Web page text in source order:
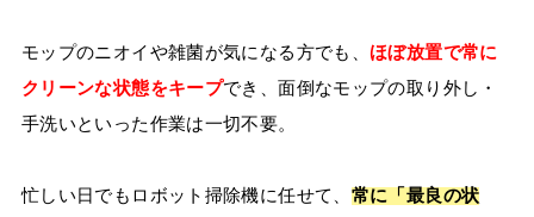
モップのニオイや雑菌が気になる方でも、ほぼ放置で常に
クリーンな状態をキープでき、面倒なモップの取り外し・
手洗いといった作業は一切不要。
忙しい日でもロボット掃除機に任せて、 常に「最良の状